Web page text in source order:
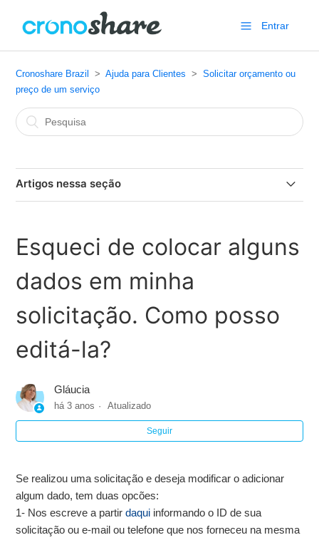
Entrar
Cronoshare Brazil Ajuda para Clientes
Solicitar orçamento ou
preço de um serviço
Artigos nessa seção
Esqueci de colocar alguns dados em minha solicitação.
Como posso editá-la?
Entraram em contato comigo um ou vários profissionais
através da Cronoshare. Devo fazer algo mais?
Quero cancelar ou fechar minha solicitação. Como posso
vocês?
Conselhos de segurança na escolha do profissional
Cronoshare
Esqueci de colocar alguns
dados em minha
solicitação. Como posso
editá-la?
Gláucia
há 3 anos Atualizado
Seguir
Se realizou uma solicitação e deseja modificar o adicionar
algum dado, tem duas opcões:
1- Nos escreve a partir daqui informando o ID de sua
solicitação ou e-mail ou telefone que nos forneceu na mesma